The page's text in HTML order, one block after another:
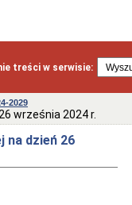
treści w serwisie:
2029
września 2024 r.
na dzień 26